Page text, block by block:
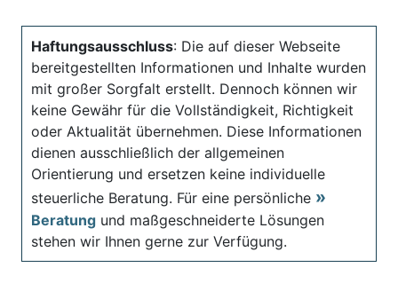
Haftungsausschluss: Die auf dieser Webseite
bereitgestellten Informationen und Inhalte wurden
mit großer Sorgfalt erstellt. Dennoch können wir
keine Gewähr für die Vollständigkeit, Richtigkeit
oder Aktualität übernehmen. Diese Informationen
dienen ausschließlich der allgemeinen
Orientierung und ersetzen keine individuelle
steuerliche Beratung. Für eine persönliche
Beratung und maßgeschneiderte Lösungen
stehen wir Ihnen gerne zur Verfügung.